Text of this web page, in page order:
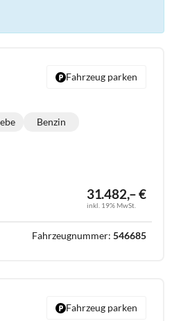
31.482,– €
inkl. 19% MwSt.
Benzin
Fahrzeug parken
Fahrzeugnummer: 546685
Fahrzeug parken